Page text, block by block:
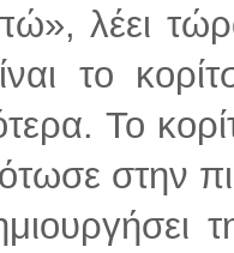
λέει
το
Το
στην